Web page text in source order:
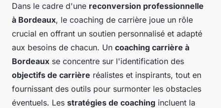
Dans le cadre d'une reconversion professionnelle
à Bordeaux, le coaching de carrière joue un rôle
crucial en offrant un soutien personnalisé et adapté
aux besoins de chacun. Un coaching carrière à
Bordeaux se concentre sur l'identification des
objectifs de carrière réalistes et inspirants, tout en
fournissant des outils pour surmonter les obstacles
éventuels. Les stratégies de coaching incluent la